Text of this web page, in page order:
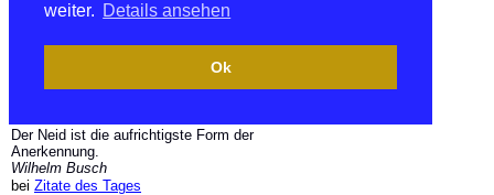
weiter. Details ansehen
Ok
Der Neid ist die aufrichtigste Form der
Anerkennung.
Wilhelm Busch
bei Zitate des Tages